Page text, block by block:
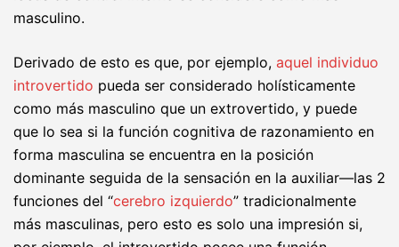
masculino.
Derivado de esto es que, por ejemplo, aquel individuo
introvertido pueda ser considerado holísticamente
como más masculino que un extrovertido, y puede
que lo sea si la función cognitiva de razonamiento en
forma masculina se encuentra en la posición
dominante seguida de la sensación en la auxiliar—las 2
funciones del “cerebro izquierdo” tradicionalmente
más masculinas, pero esto es solo una impresión si,